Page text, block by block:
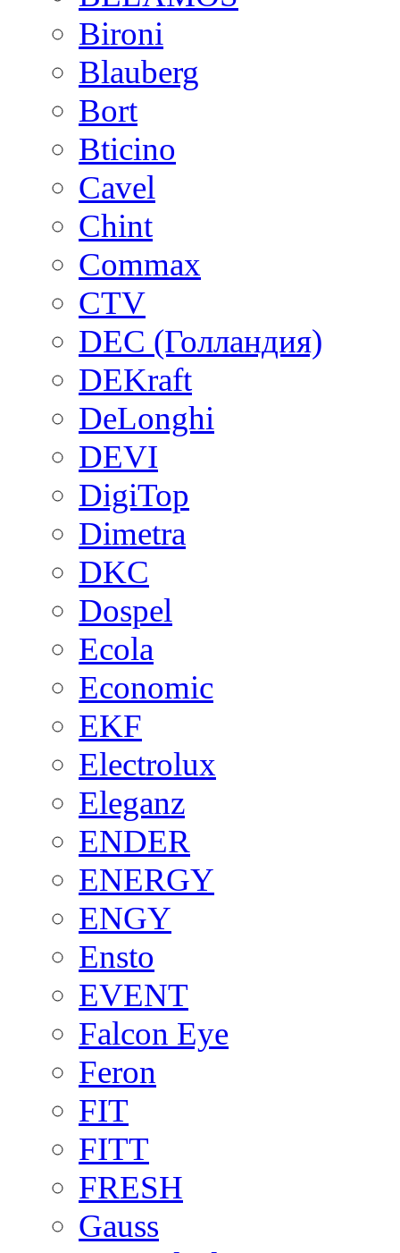
Bironi
Blauberg
Bort
Bticino
Cavel
Chint
Commax
CTV
DEC (Голландия)
DEKraft
DeLonghi
DEVI
DigiTop
Dimetra
DKC
Dospel
Ecola
Economic
EKF
Electrolux
Eleganz
ENDER
ENERGY
ENGY
Ensto
EVENT
Falcon Eye
Feron
FIT
FITT
FRESH
Gauss